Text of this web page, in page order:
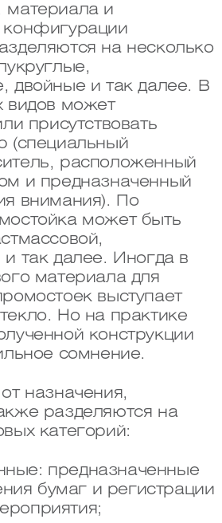
материала и
конфигурации
на несколько
двойные и так далее. В
видов может
присутствовать
(специальный
расположенный
и предназначенный
внимания). По
может быть
и так далее. Иногда в
материала для
выступает
Но на практике
конструкции
сомнение.
назначения,
разделяются на
категорий:
предназначенные
бумаг и регистрации